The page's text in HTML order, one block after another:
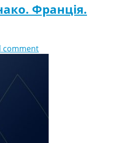
Франція.
comment